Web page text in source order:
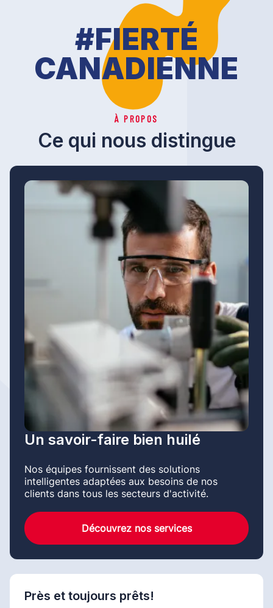
#FIERTÉ
CANADIENNE
À PROPOS
Ce qui nous distingue
Un savoir-faire bien huilé
Nos équipes fournissent des solutions
intelligentes adaptées aux besoins de nos
clients dans tous les secteurs d'activité.
Découvrez nos services
Près et toujours prêts!